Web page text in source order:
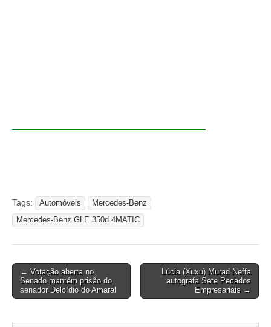
Tags: Automóveis
Mercedes-Benz
Mercedes-Benz GLE 350d 4MATIC
Post
navigation
← Votação aberta no
Senado mantém prisão do
senador Delcídio do Amaral
Lúcia (Xuxu) Murad Neffa
autografa Sete Pecados
Empresariais →